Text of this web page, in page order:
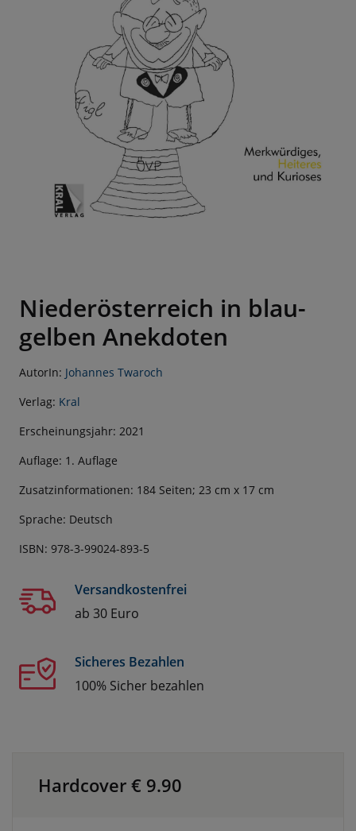
Niederösterreich in blau-
gelben Anekdoten
AutorIn: Johannes Twaroch
Verlag: Kral
Erscheinungsjahr: 2021
Auflage: 1. Auflage
Zusatzinformationen: 184 Seiten; 23 cm x 17 cm
Sprache: Deutsch
ISBN: 978-3-99024-893-5
Versandkostenfrei
ab 30 Euro
Sicheres Bezahlen
100% Sicher bezahlen
Hardcover € 9.90